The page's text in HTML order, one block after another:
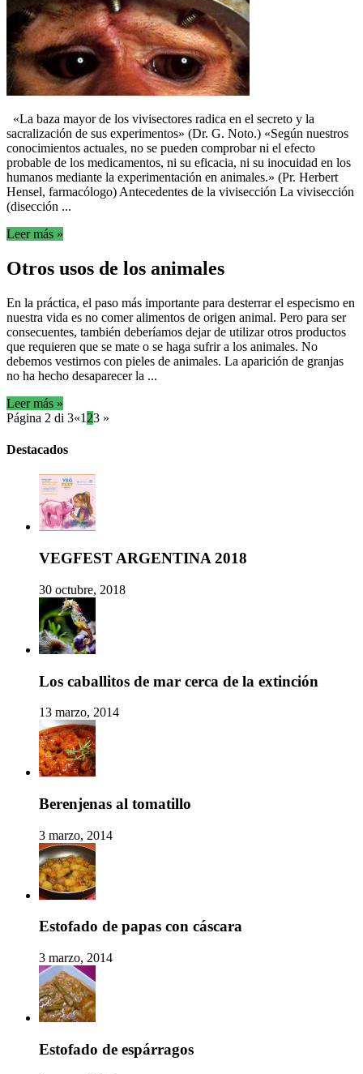
«La baza mayor de los vivisectores radica en el secreto y la
sacralización de sus experimentos» (Dr. G. Noto.) «Según nuestros
conocimientos actuales, no se pueden comprobar ni el efecto
probable de los medicamentos, ni su eficacia, ni su inocuidad en los
humanos mediante la experimentación en animales.» (Pr. Herbert
Hensel, farmacólogo) Antecedentes de la vivisección La vivisección
(disección ...
Leer más »
Otros usos de los animales
En la práctica, el paso más importante para desterrar el especismo en
nuestra vida es no comer alimentos de origen animal. Pero para ser
consecuentes, también deberíamos dejar de utilizar otros productos
que requieren que se mate o se haga sufrir a los animales. No
debemos vestirnos con pieles de animales. La aparición de granjas
no ha hecho desaparecer la ...
Leer más »
Página 2 di 3«1 23 »
Destacados
VEGFEST ARGENTINA 2018
30 octubre, 2018
Los caballitos de mar cerca de la extinción
13 marzo, 2014
Berenjenas al tomatillo
3 marzo, 2014
Estofado de papas con cáscara
3 marzo, 2014
Estofado de espárragos